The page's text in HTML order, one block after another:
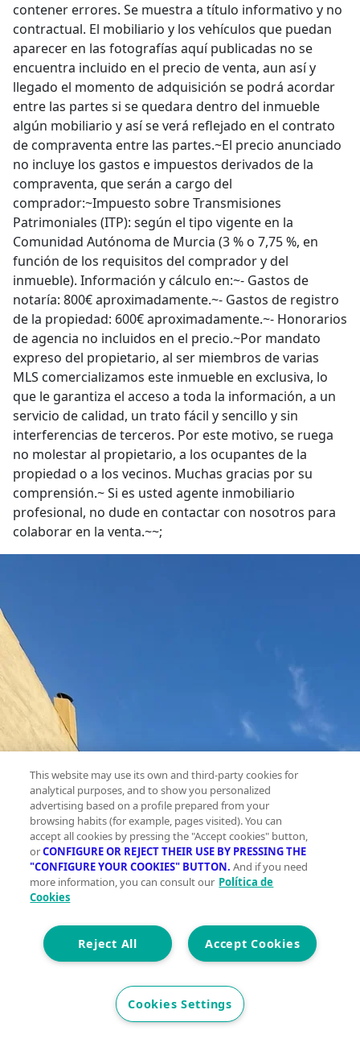
contener errores. Se muestra a título informativo y no
contractual. El mobiliario y los vehículos que puedan
aparecer en las fotografías aquí publicadas no se
encuentra incluido en el precio de venta, aun así y
llegado el momento de adquisición se podrá acordar
entre las partes si se quedara dentro del inmueble
algún mobiliario y así se verá reflejado en el contrato
de compraventa entre las partes.~El precio anunciado
no incluye los gastos e impuestos derivados de la
compraventa, que serán a cargo del
comprador:~Impuesto sobre Transmisiones
Patrimoniales (ITP): según el tipo vigente en la
Comunidad Autónoma de Murcia (3 % o 7,75 %, en
función de los requisitos del comprador y del
inmueble). Información y cálculo en:~- Gastos de
notaría: 800€ aproximadamente.~- Gastos de registro
de la propiedad: 600€ aproximadamente.~- Honorarios
de agencia no incluidos en el precio.~Por mandato
expreso del propietario, al ser miembros de varias
MLS comercializamos este inmueble en exclusiva, lo
que le garantiza el acceso a toda la información, a un
servicio de calidad, un trato fácil y sencillo y sin
interferencias de terceros. Por este motivo, se ruega
no molestar al propietario, a los ocupantes de la
propiedad o a los vecinos. Muchas gracias por su
comprensión.~ Si es usted agente inmobiliario
profesional, no dude en contactar con nosotros para
colaborar en la venta.~~;
This website may use its own and third-party cookies for
analytical purposes, and to show you personalized
advertising based on a profile prepared from your
browsing habits (for example, pages visited). You can
accept all cookies by pressing the "Accept cookies" button,
orCONFIGURE OR REJECT THEIR USE BY PRESSING THE
"CONFIGURE YOUR COOKIES" BUTTON. And if you need
more information, you can consult our Política de
Cookies
Accept Cookies
Reject All
Cookies Settings